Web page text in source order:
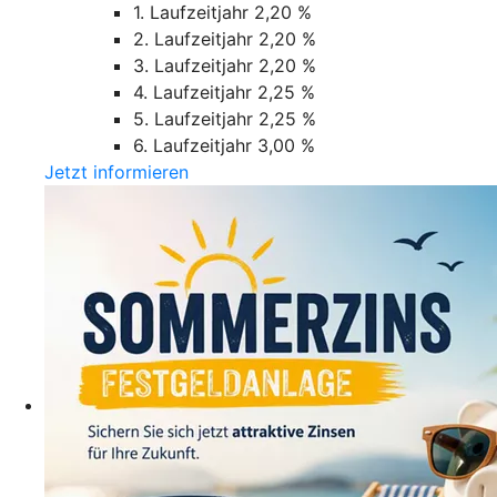
1. Laufzeitjahr 2,20 %
2. Laufzeitjahr 2,20 %
3. Laufzeitjahr 2,20 %
4. Laufzeitjahr 2,25 %
5. Laufzeitjahr 2,25 %
6. Laufzeitjahr 3,00 %
Jetzt informieren